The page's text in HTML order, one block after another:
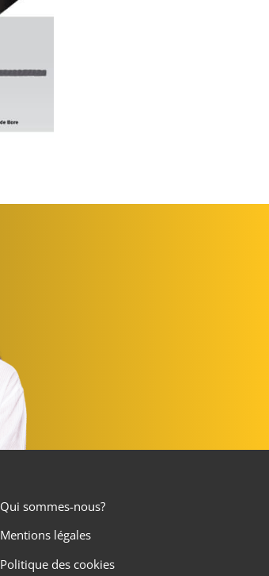
Qui sommes-nous?
Mentions légales
Politique des cookies